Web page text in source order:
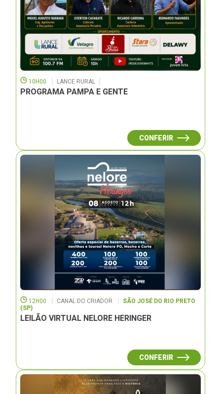
10H00 LANCE RURAL
PROGRAMA PAMPA E GENTE
CONFERIR
12H00 CANAL DO CRIADOR
SÃO JOSÉ DO RIO PRETO
(SP)
LEILÃO VIRTUAL NELORE HERINGER
CONFERIR